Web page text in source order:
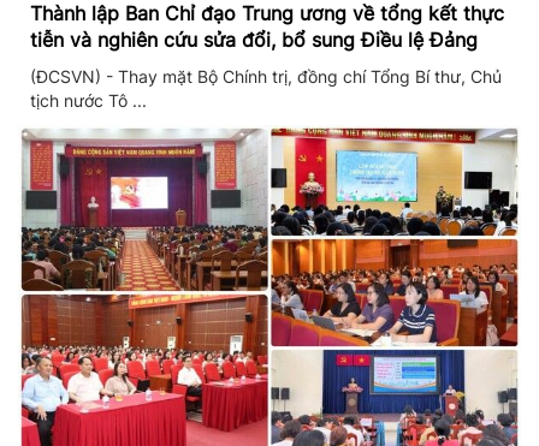
Thành lập Ban Chỉ đạo Trung ương về tổng kết thực
tiễn và nghiên cứu sửa đổi, bổ sung Điều lệ Đảng
(ĐCSVN) - Thay mặt Bộ Chính trị, đồng chí Tổng Bí thư, Chủ
tịch nước Tô ...